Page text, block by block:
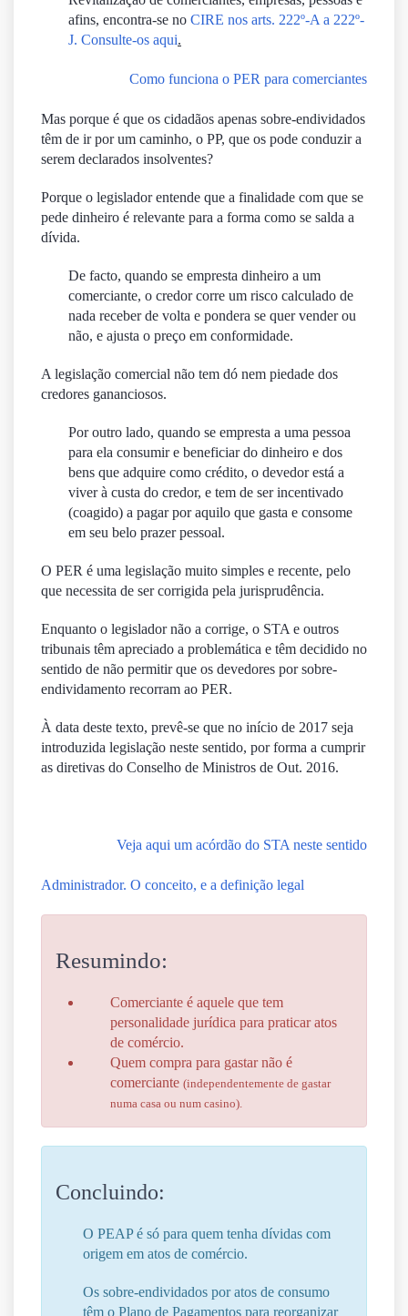
afins, encontra-se no CIRE nos arts. 222º-A a 222º-
J. Consulte-os aqui.
Como funciona o PER para comerciantes
Mas porque é que os cidadãos apenas sobre-endividados
têm de ir por um caminho, o PP, que os pode conduzir a
serem declarados insolventes?
Porque o legislador entende que a finalidade com que se
pede dinheiro é relevante para a forma como se salda a
dívida.
De facto, quando se empresta dinheiro a um
comerciante, o credor corre um risco calculado de
nada receber de volta e pondera se quer vender ou
não, e ajusta o preço em conformidade.
A legislação comercial não tem dó nem piedade dos
credores gananciosos.
Por outro lado, quando se empresta a uma pessoa
para ela consumir e beneficiar do dinheiro e dos
bens que adquire como crédito, o devedor está a
viver à custa do credor, e tem de ser incentivado
(coagido) a pagar por aquilo que gasta e consome
em seu belo prazer pessoal.
O PER é uma legislação muito simples e recente, pelo
que necessita de ser corrigida pela jurisprudência.
Enquanto o legislador não a corrige, o STA e outros
tribunais têm apreciado a problemática e têm decidido no
sentido de não permitir que os devedores por sobre-
endividamento recorram ao PER.
À data deste texto, prevê-se que no início de 2017 seja
introduzida legislação neste sentido, por forma a cumprir
as diretivas do Conselho de Ministros de Out. 2016.
Veja aqui um acórdão do STA neste sentido
Administrador. O conceito, e a definição legal
Resumindo:
Comerciante é aquele que tem
personalidade jurídica para praticar atos
de comércio.
Quem compra para gastar não é
comerciante (independentemente de gastar
numa casa ou num casino).
Concluindo:
O PEAP é só para quem tenha dívidas com
origem em atos de comércio.
Os sobre-endividados por atos de consumo
têm o Plano de Pagamentos para reorganizar